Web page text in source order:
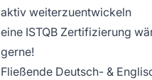
aktiv weiterzuentwickeln
eine ISTQB Zertifizierung
gerne!
Fließende Deutsch- &